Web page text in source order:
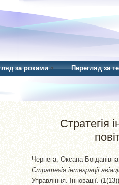
за роками Перегляд за
Стратегія
Чернега, Оксана Богданівна
Стратегія інтеграції
Управління. Інновації.